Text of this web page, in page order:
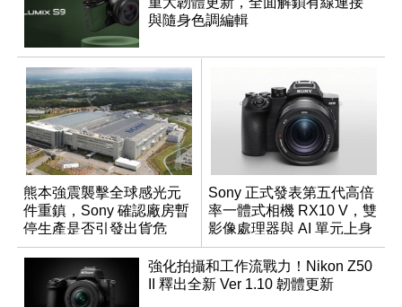
與隨身色調編輯
熊本強震襲擊全球感光元
件重鎮，Sony 確認廠房暫
停生產是否引發出貨危
機？
Sony 正式發表第五代高倍
率一體式相機 RX10 V，雙
影像處理器與 AI 單元上身
強化拍攝和工作流戰力！Nikon Z50
II 釋出全新 Ver 1.10 韌體更新